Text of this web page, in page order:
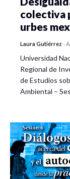
colectiva
urbes
Laura Gutiérrez -
Universidad
Regional de
de Estudios
Ambiental –